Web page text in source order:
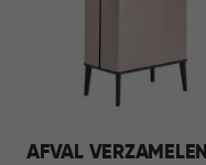
AFVAL VERZAMELEN